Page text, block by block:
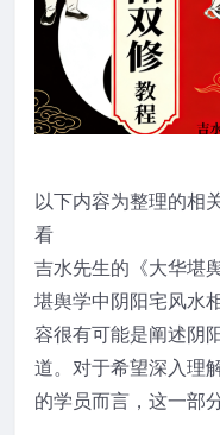
以下内容为整理的相
看
吉水先生的《大华堪
堪舆学中阴阳宅风水
容很有可能是阐述阴
道。对于希望深入理
的学员而言，这一部